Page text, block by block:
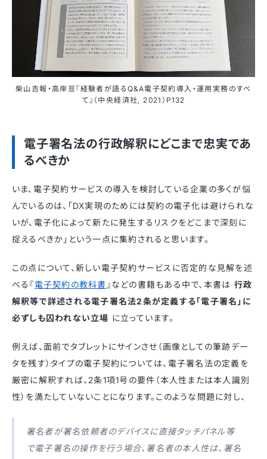
柴山吉報・高岸亘『経験者が語るQ&A電子契約導入・運用実務のすべ
て』（中央経済社, 2021）P132
電子署名法の行政解釈にどこまで忠実であ
るべきか
いま、電子契約サービスの導入を検討している企業の多くが悩
んでいるのは、「DX実現のためには契約の電子化は避けられな
いが、電子化によって新たに発生するリスクをどこまで深刻に
捉えるべきか」という一点に集約されると思います。
この点について、新しい電子契約サービスに否定的な見解を述
べる『電子契約の教科書 』などの書籍もある中で、本書は 行政
解釈等で詳述される電子署名法2条が定義する「電子署名」に
必ずしも囚われない立場 に立っています。
例えば、面前でタブレットにサインさせ（画像としての筆跡デー
タを残す）タイプの電子契約については、電子署名法の定義を
厳密に解釈すれば、2条1項1号の要件（本人性または本人識別
性）を満たしていないことになります。このような問題に対し、
署名者が署名依頼者のデバイスに直接タッチパネル等
で電子署名の操作を行う場合、署名者の本人性は、署名